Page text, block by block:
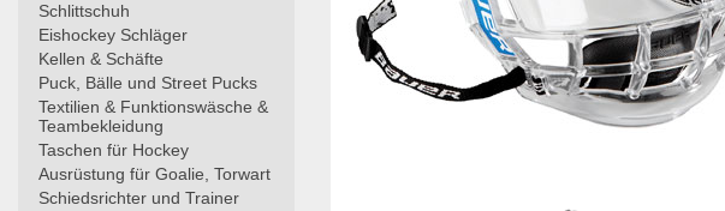
Schlittschuh
Eishockey Schläger
Kellen & Schäfte
Puck, Bälle und Street Pucks
Textilien & Funktionswäsche &
Teambekleidung
Taschen für Hockey
Ausrüstung für Goalie, Torwart
Schiedsrichter und Trainer